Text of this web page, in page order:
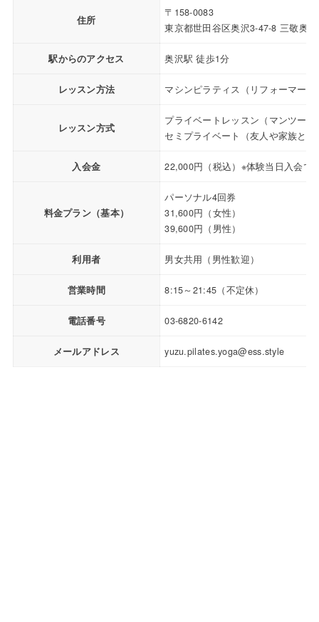
住所
〒158-0083
東京都世田谷区奥沢3-47-8 三敬奥
駅からのアクセス 奥沢駅 徒歩1分
レッスン方法 マシンピラティス（リフォーマー
レッスン方式
プライベートレッスン（マンツーマ
セミプライベート（友人や家族と参
入会金 22,000円（税込）※体験当日入会で
料金プラン（基本）
パーソナル4回券
31,600円（女性）
39,600円（男性）
利用者 男女共用（男性歓迎）
営業時間 8:15～21:45（不定休）
電話番号 03-6820-6142
メールアドレス yuzu.pilates.yoga@ess.style